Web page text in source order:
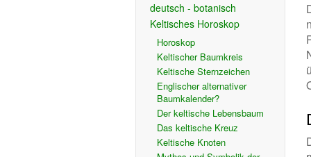
deutsch - botanisch
Keltisches Horoskop
Horoskop
Keltischer Baumkreis
Keltische Sternzeichen
Englischer alternativer
Baumkalender?
Der keltische Lebensbaum
Das keltische Kreuz
Keltische Knoten